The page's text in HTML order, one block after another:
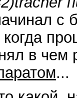
с
в чем
...